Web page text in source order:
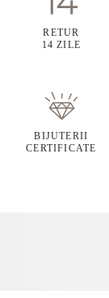
RETUR
14 ZILE
BIJUTERII
CERTIFICATE